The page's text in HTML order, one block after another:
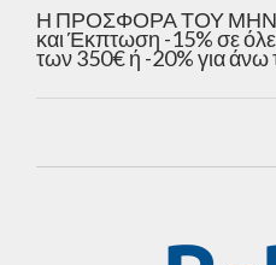
Η ΠΡΟΣΦΟΡΑ ΤΟΥ
και Έκπτωση -15% σε
των 350€ ή -20% για